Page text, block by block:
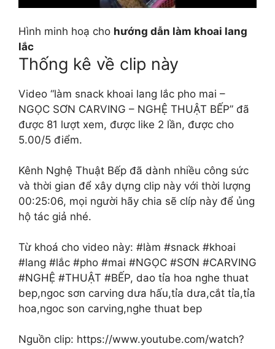
Hình minh hoạ cho hướng dẫn làm khoai lang
lắc
Thống kê về clip này
Video “làm snack khoai lang lắc pho mai –
NGỌC SƠN CARVING – NGHỆ THUẬT BẾP” đã
được 81 lượt xem, được like 2 lần, được cho
5.00/5 điểm.
Kênh Nghệ Thuật Bếp đã dành nhiều công sức
và thời gian để xây dựng clip này với thời lượng
00:25:06, mọi người hãy chia sẽ clíp này để ủng
hộ tác giả nhé.
Từ khoá cho video này: #làm #snack #khoai
#lang #lắc #pho #mai #NGỌC #SƠN #CARVING
#NGHỆ #THUẬT #BẾP, dao tỉa hoa nghe thuat
bep,ngoc sơn carving dưa hấu,tỉa dưa,cắt tỉa,tỉa
hoa,ngoc son carving,nghe thuat bep
Nguồn clip: https://www.youtube.com/watch?